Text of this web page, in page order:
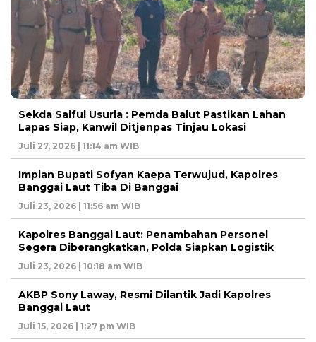
Sekda Saiful Usuria : Pemda Balut Pastikan Lahan
Lapas Siap, Kanwil Ditjenpas Tinjau Lokasi
Juli 27, 2026 | 11:14 am WIB
Impian Bupati Sofyan Kaepa Terwujud, Kapolres
Banggai Laut Tiba Di Banggai
Juli 23, 2026 | 11:56 am WIB
Kapolres Banggai Laut: Penambahan Personel
Segera Diberangkatkan, Polda Siapkan Logistik
Juli 23, 2026 | 10:18 am WIB
AKBP Sony Laway, Resmi Dilantik Jadi Kapolres
Banggai Laut
Juli 15, 2026 | 1:27 pm WIB